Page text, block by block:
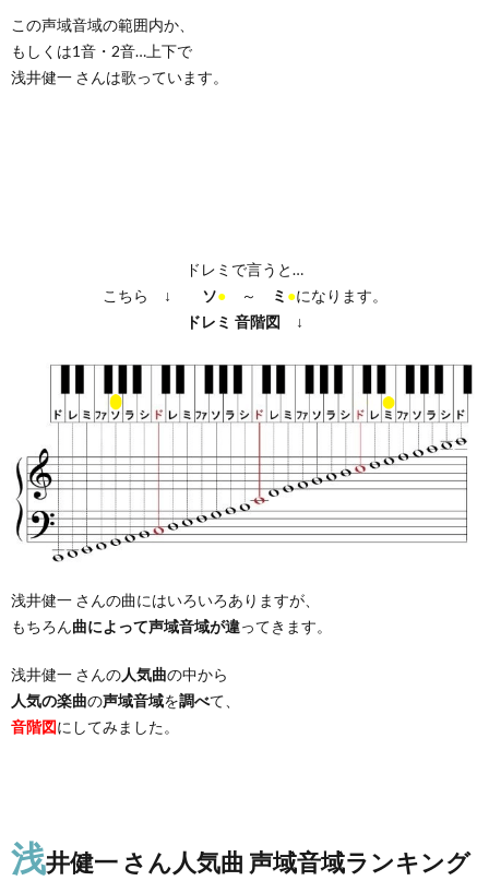
この声域音域の範囲内か、
もしくは1音・2音…上下で
浅井健一 さんは歌っています。
ドレミで言うと…
こちら ↓
ソ●～ ミ ●になります。
ドレミ 音階図 ↓
浅井健一 さんの曲にはいろいろありますが、
もちろん曲によって声域音域が違ってきます。
浅井健一 さんの人気曲の中から
人気の楽曲の声域音域を調べて、
音階図にしてみました。
浅井健一 さん人気曲 声域音域ランキング